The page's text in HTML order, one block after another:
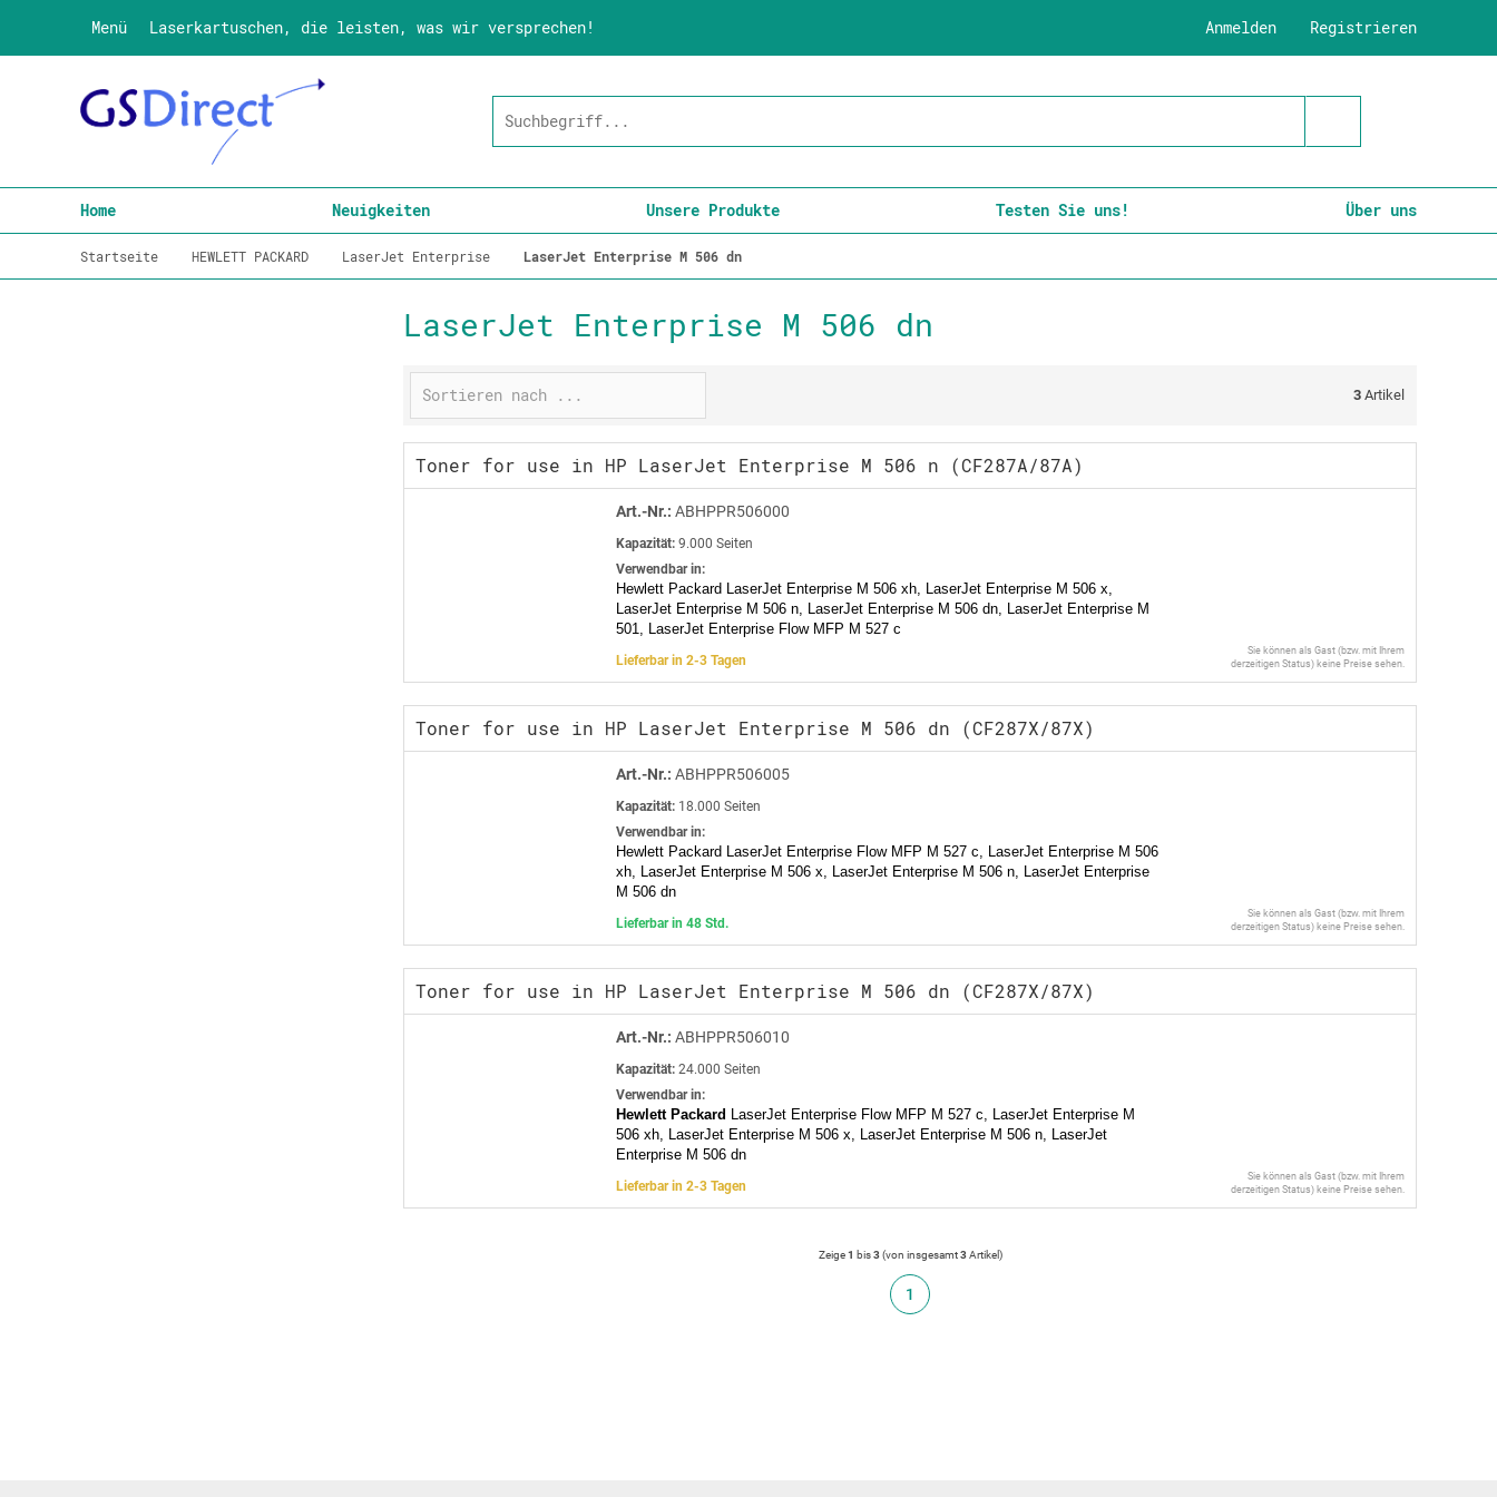
Menü Laserkartuschen, die leisten, was wir versprechen! Registrieren
Anmelden
Home Neuigkeiten Unsere Produkte Testen Sie uns! Über uns
Startseite HEWLETT PACKARD LaserJet Enterprise LaserJet Enterprise M 506 dn
LaserJet Enterprise M 506 dn
3 Artikel
Toner for use in HP LaserJet Enterprise M 506 n (CF287A/87A)
Art.-Nr.: ABHPPR506000
Kapazität: 9.000 Seiten
Verwendbar in:
Hewlett Packard LaserJet Enterprise M 506 xh, LaserJet Enterprise M 506 x,
LaserJet Enterprise M 506 n, LaserJet Enterprise M 506 dn, LaserJet Enterprise M
501, LaserJet Enterprise Flow MFP M 527 c
Lieferbar in 2-3 Tagen
Sie können als Gast (bzw. mit Ihrem
derzeitigen Status) keine Preise sehen.
Toner for use in HP LaserJet Enterprise M 506 dn (CF287X/87X)
Art.-Nr.: ABHPPR506005
Kapazität: 18.000 Seiten
Verwendbar in:
Hewlett Packard LaserJet Enterprise Flow MFP M 527 c, LaserJet Enterprise M 506
xh, LaserJet Enterprise M 506 x, LaserJet Enterprise M 506 n, LaserJet Enterprise
M 506 dn
Lieferbar in 48 Std.
Sie können als Gast (bzw. mit Ihrem
derzeitigen Status) keine Preise sehen.
Toner for use in HP LaserJet Enterprise M 506 dn (CF287X/87X)
Art.-Nr.: ABHPPR506010
Kapazität: 24.000 Seiten
Verwendbar in:
Hewlett Packard
LaserJet Enterprise Flow MFP M 527 c, LaserJet Enterprise M
506 xh, LaserJet Enterprise M 506 x, LaserJet Enterprise M 506 n, LaserJet
Enterprise M 506 dn
Lieferbar in 2-3 Tagen
Sie können als Gast (bzw. mit Ihrem
derzeitigen Status) keine Preise sehen.
Zeige1 bis3(von insgesamt3Artikel)
1